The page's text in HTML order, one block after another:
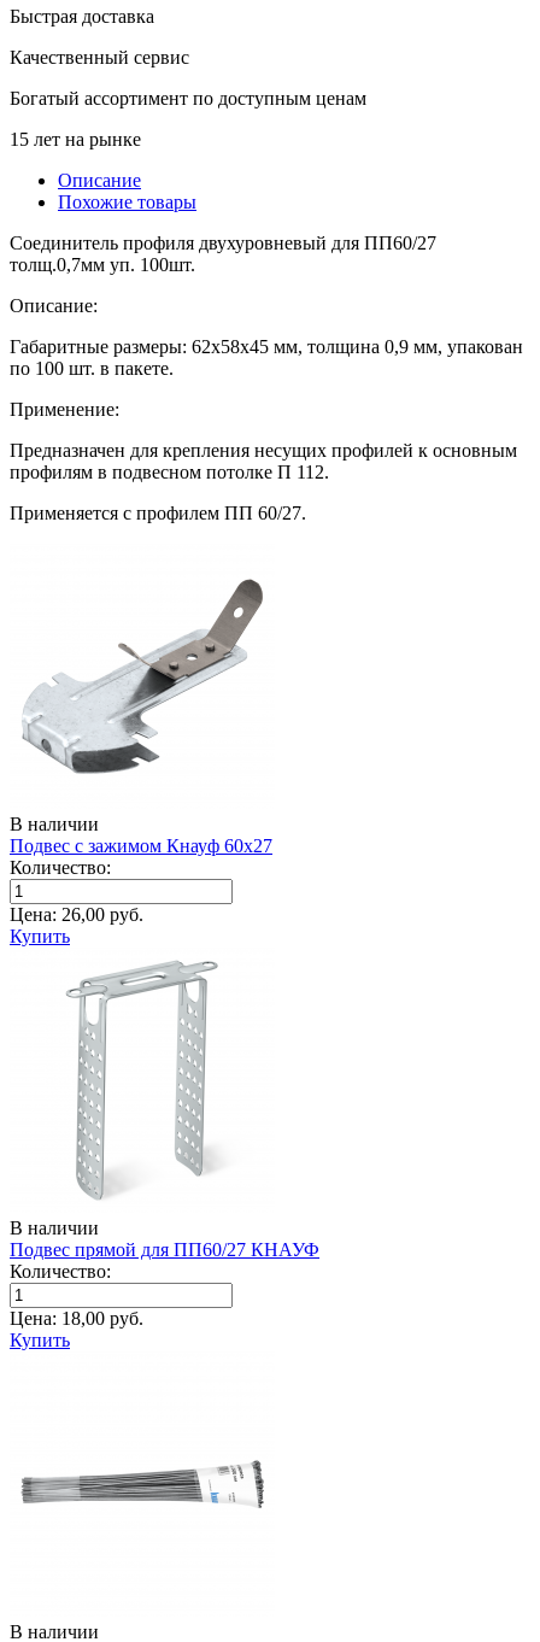
Быстрая доставка
Качественный сервис
Богатый ассортимент по доступным ценам
15 лет на рынке
Описание
Похожие товары
Соединитель профиля двухуровневый для ПП60/27
толщ.0,7мм уп. 100шт.
Описание:
Габаритные размеры: 62х58х45 мм, толщина 0,9 мм, упакован
по 100 шт. в пакете.
Применение:
Предназначен для крепления несущих профилей к основным
профилям в подвесном потолке П 112.
Применяется с профилем ПП 60/27.
В наличии
Подвес с зажимом Кнауф 60х27
Количество:
Цена: 26,00 руб.
Купить
В наличии
Подвес прямой для ПП60/27 КНАУФ
Количество:
Цена: 18,00 руб.
Купить
В наличии